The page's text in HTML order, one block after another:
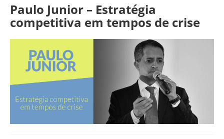
Paulo Junior – Estratégia
competitiva em tempos de crise